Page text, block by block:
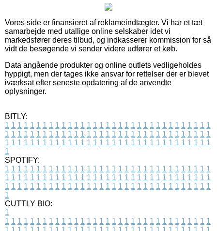
Vores side er finansieret af reklameindtægter. Vi har et tæt
samarbejde med utallige online selskaber idet vi
markedsfører deres tilbud, og indkasserer kommission for så
vidt de besøgende vi sender videre udfører et køb.
Data angående produkter og online outlets vedligeholdes
hyppigt, men der tages ikke ansvar for rettelser der er blevet
iværksat efter seneste opdatering af de anvendte
oplysninger.
BITLY:
1 1 1 1 1 1 1 1 1 1 1 1 1 1 1 1 1 1 1 1 1 1 1 1 1 1 1 1 1 1 1 1 1
1 1 1 1 1 1 1 1 1 1 1 1 1 1 1 1 1 1 1 1 1 1 1 1 1 1 1 1 1 1 1 1 1
1 1 1 1 1 1 1 1 1 1 1 1 1 1 1 1 1 1 1 1 1 1 1 1 1 1 1 1 1 1 1 1 1
1
SPOTIFY:
1 1 1 1 1 1 1 1 1 1 1 1 1 1 1 1 1 1 1 1 1 1 1 1 1 1 1 1 1 1 1 1 1
1 1 1 1 1 1 1 1 1 1 1 1 1 1 1 1 1 1 1 1 1 1 1 1 1 1 1 1 1 1 1 1 1
1 1 1 1 1 1 1 1 1 1 1 1 1 1 1 1 1 1 1 1 1 1 1 1 1 1 1 1 1 1 1 1 1
1
CUTTLY BIO:
1
1 1 1 1 1 1 1 1 1 1 1 1 1 1 1 1 1 1 1 1 1 1 1 1 1 1 1 1 1 1 1 1 1